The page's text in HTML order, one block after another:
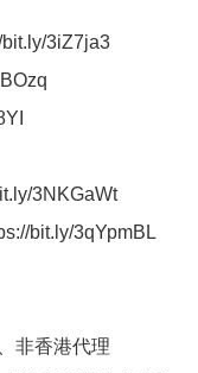
3iZ7ja3
3NKGaWt
bit.ly/3qYpmBL
非香港代理